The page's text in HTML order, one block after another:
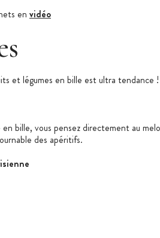
en vidéo
et légumes en bille est ultra
en bille, vous pensez directement au
des apéritifs.